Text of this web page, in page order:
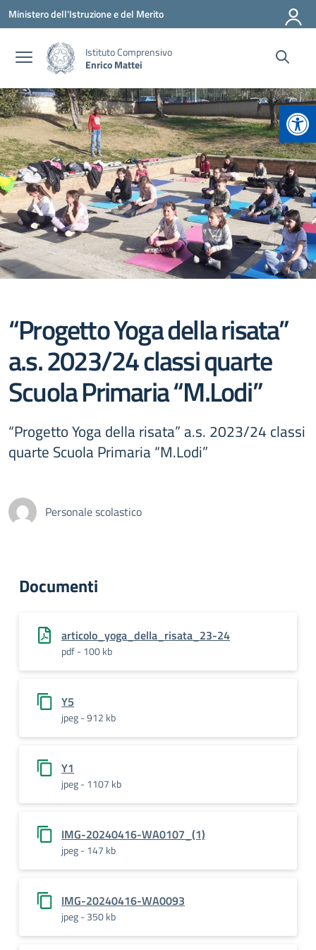
Vai ai contenuti
Vai al menu di navigazione
Vai al footer
Ministero dell'Istruzione e del Merito
Istituto Comprensivo
Enrico Mattei
“Progetto Yoga della risata”
a.s. 2023/24 classi quarte
Scuola Primaria “M.Lodi”
“Progetto Yoga della risata” a.s. 2023/24 classi
quarte Scuola Primaria “M.Lodi”
Personale scolastico
Documenti
articolo_yoga_della_risata_23-24
pdf - 100 kb
Y5
jpeg - 912 kb
Y1
jpeg - 1107 kb
IMG-20240416-WA0107_(1)
jpeg - 147 kb
IMG-20240416-WA0093
jpeg - 350 kb